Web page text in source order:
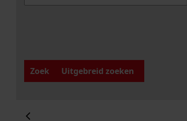
Zoek
Uitgebreid zoeken